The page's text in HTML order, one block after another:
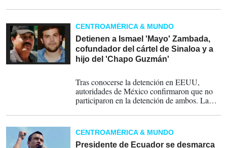
organización. Según el centro de
investigación Insight Crime, sobrevivió a un
atentando en febrero de 2017
CENTROAMÉRICA & MUNDO
Detienen a Ismael 'Mayo' Zambada,
cofundador del cártel de Sinaloa y a
hijo del 'Chapo Guzmán'
Tras conocerse la detención en EEUU,
autoridades de México confirmaron que no
participaron en la detención de ambos. La
autoridades estadounidenses, informó este
viernes la secretaria de Seguridad mexicana.
CENTROAMÉRICA & MUNDO
Presidente de Ecuador se desmarca